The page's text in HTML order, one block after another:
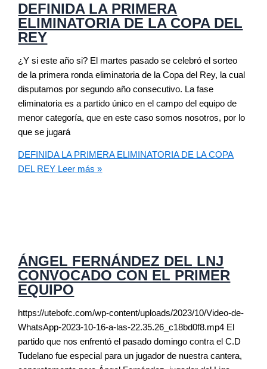
DEFINIDA LA PRIMERA
ELIMINATORIA DE LA COPA DEL
REY
¿Y si este año si? El martes pasado se celebró el sorteo
de la primera ronda eliminatoria de la Copa del Rey, la cual
disputamos por segundo año consecutivo. La fase
eliminatoria es a partido único en el campo del equipo de
menor categoría, que en este caso somos nosotros, por lo
que se jugará
DEFINIDA LA PRIMERA ELIMINATORIA DE LA COPA
DEL REY Leer más »
ÁNGEL FERNÁNDEZ DEL LNJ
CONVOCADO CON EL PRIMER
EQUIPO
https://utebofc.com/wp-content/uploads/2023/10/Video-de-
WhatsApp-2023-10-16-a-las-22.35.26_c18bd0f8.mp4 El
partido que nos enfrentó el pasado domingo contra el C.D
Tudelano fue especial para un jugador de nuestra cantera,